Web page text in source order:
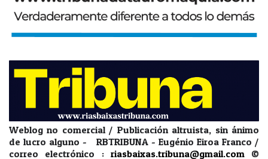
Weblog no comercial / Publicación altruista, sin ánimo
de lucro alguno - RBTRIBUNA - Eugénio Eiroa Franco /
correo electrónico : riasbaixas.tribuna@gmail.com ©